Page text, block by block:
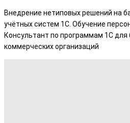
Внедрение нетиповых решений на
учётных систем 1С. Обучение
Консультант по программам 1С
коммерческих организаций